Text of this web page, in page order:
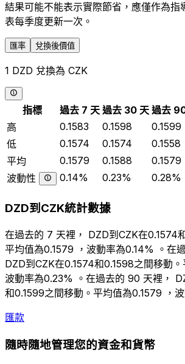
結果可能不能表示實際節省，應僅作為指
表每季度更新一次。
匯率 兌換後價值
1 DZD 兌換為 CZK
指標 過去 7 天 過去 30 天 過去
高
0.1583 0.1598
0.1599
低
0.1574 0.1574
0.1558
平均
0.1579 0.1588
0.1579
波動性
0.14% 0.23% 0.28%
DZD到CZK統計數據
在過去的 7 天裡， DZD到CZK在0.1574
平均值為0.1579 ，波動率為0.14% 。在
DZD到CZK在0.1574和0.1598之間移動。
波動率為0.23% 。在過去的 90 天裡，
和0.1599之間移動。平均值為0.1579 ，
匯款
隨時隨地管理您的資金和貨幣